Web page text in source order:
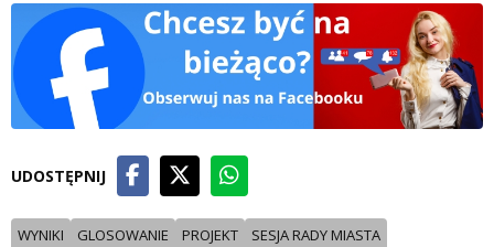
UDOSTĘPNIJ
WYNIKI GLOSOWANIE PROJEKT
SESJA RADY MIASTA